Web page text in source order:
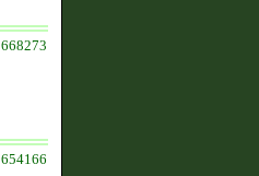
668273
654166